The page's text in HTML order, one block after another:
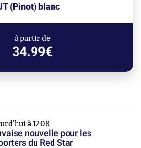
(Pinot) blanc
à partir de
34.99€
à 12:08
nouvelle pour les
du Red Star